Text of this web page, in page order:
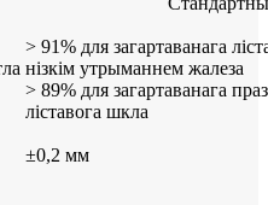
> 91% для загартаванага
нізкім утрыманнем жалеза
> 89% для загартаванага
ліставога шкла
±0,2 мм